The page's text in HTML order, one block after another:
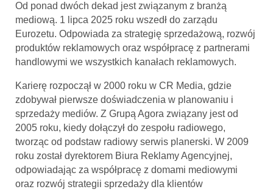
Od ponad dwóch dekad jest związanym z branżą
mediową. 1 lipca 2025 roku wszedł do zarządu
Eurozetu. Odpowiada za strategię sprzedażową, rozwój
produktów reklamowych oraz współpracę z partnerami
handlowymi we wszystkich kanałach reklamowych.
Karierę rozpoczął w 2000 roku w CR Media, gdzie
zdobywał pierwsze doświadczenia w planowaniu i
sprzedaży mediów. Z Grupą Agora związany jest od
2005 roku, kiedy dołączył do zespołu radiowego,
tworząc od podstaw radiowy serwis planerski. W 2009
roku został dyrektorem Biura Reklamy Agencyjnej,
odpowiadając za współpracę z domami mediowymi
oraz rozwój strategii sprzedaży dla klientów